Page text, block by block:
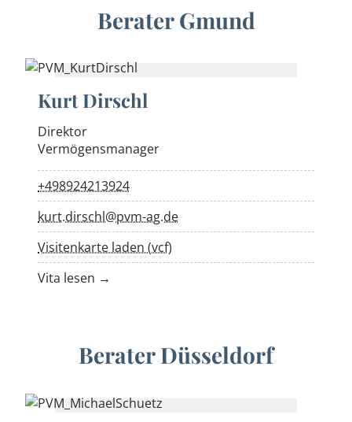
Berater Gmund
Kurt Dirschl
Direktor
Vermögensmanager
+498924213924
kurt.dirschl@pvm-ag.de
Visitenkarte laden (vcf)
Vita lesen →
Berater Düsseldorf